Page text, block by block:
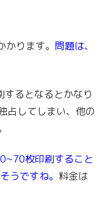
ります。 問題は、
るとなるとかなり
占してしまい、他の
枚印刷すること
うですね。 料金は